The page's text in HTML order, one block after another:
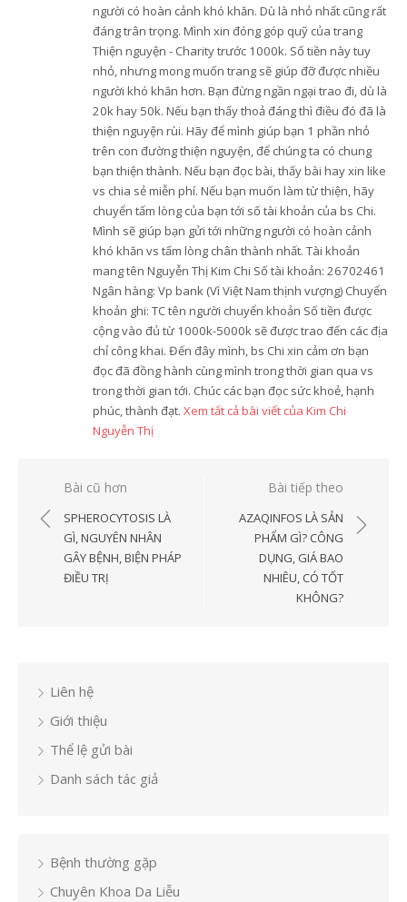
người có hoàn cảnh khó khăn. Dù là nhỏ nhất cũng rất
đáng trân trọng. Mình xin đóng góp quỹ của trang
Thiện nguyện - Charity trước 1000k. Số tiền này tuy
nhỏ, nhưng mong muốn trang sẽ giúp đỡ được nhiều
người khó khăn hơn. Bạn đừng ngần ngại trao đi, dù là
20k hay 50k. Nếu bạn thấy thoả đáng thì điều đó đã là
thiện nguyện rùi. Hãy để mình giúp bạn 1 phần nhỏ
trên con đường thiện nguyện, để chúng ta có chung
bạn thiện thành. Nếu bạn đọc bài, thấy bài hay xin like
vs chia sẻ miễn phí. Nếu bạn muốn làm từ thiện, hãy
chuyển tấm lòng của bạn tới số tài khoản của bs Chi.
Mình sẽ giúp bạn gửi tới những người có hoàn cảnh
khó khăn vs tấm lòng chân thành nhất. Tài khoản
mang tên Nguyễn Thị Kim Chi Số tài khoản: 26702461
Ngân hàng: Vp bank (Vì Việt Nam thịnh vượng) Chuyển
khoản ghi: TC tên người chuyển khoản Số tiền được
cộng vào đủ từ 1000k-5000k sẽ được trao đến các địa
chỉ công khai. Đến đây mình, bs Chi xin cảm ơn bạn
đọc đã đồng hành cùng mình trong thời gian qua vs
trong thời gian tới. Chúc các bạn đọc sức khoẻ, hạnh
phúc, thành đạt. Xem tất cả bài viết của Kim Chi
Nguyễn Thị
Điều
hướng
viết
Bài cũ hơn
SPHEROCYTOSIS LÀ
GÌ, NGUYÊN NHÂN
GÂY BỆNH, BIỆN PHÁP
ĐIỀU TRỊ
Bài tiếp theo
AZAQINFOS LÀ SẢN
PHẨM GÌ? CÔNG
DỤNG, GIÁ BAO
NHIÊU, CÓ TỐT
KHÔNG?
Liên hệ
Giới thiệu
Thể lệ gửi bài
Danh sách tác giả
Bệnh thường gặp
Chuyên Khoa Da Liễu